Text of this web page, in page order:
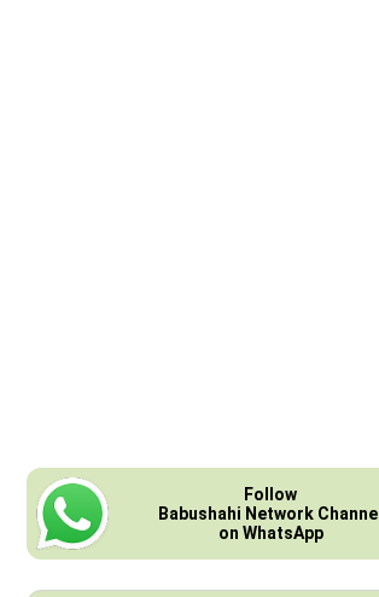
Follow
Babushahi Network Channel
on WhatsApp